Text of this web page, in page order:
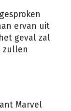
ervan uit
geval zal
zullen
Marvel